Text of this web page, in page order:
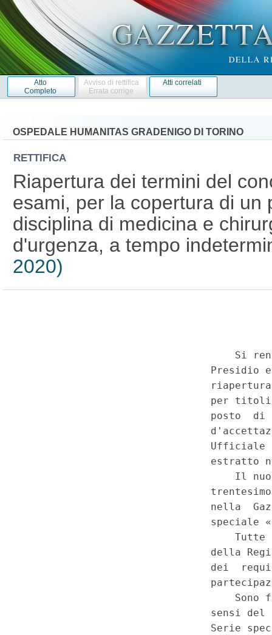
Atto
Completo
Avviso di rettifica
Errata corrige
Atti correlati
OSPEDALE HUMANITAS GRADENIGO DI TORINO
RETTIFICA
Riapertura dei termini del
esami, per la copertura di un
disciplina di medicina e
d'urgenza, a tempo
2020)